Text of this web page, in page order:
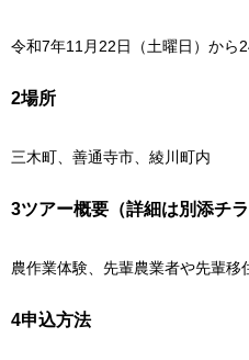
令和7年11月22日（土曜日）から
2場所
三木町、善通寺市、綾川町内
3ツアー概要（詳細は別添チラ
農作業体験、先輩農業者や先輩移
4申込方法